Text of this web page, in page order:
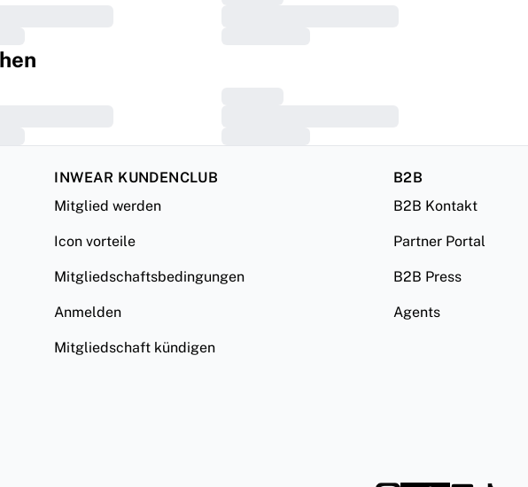
INWEAR KUNDENCLUB
Mitglied werden
Icon vorteile
Mitgliedschaftsbedingungen
Anmelden
Mitgliedschaft kündigen
B2B
B2B Kontakt
Partner Portal
B2B Press
Agents